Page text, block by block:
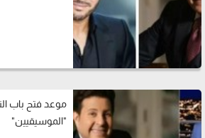
موعد فتح باب
"الموسيقيين"